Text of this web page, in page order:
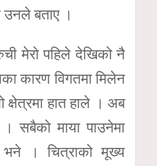
उनले बताए ।
मेरो पहिले देखिको नै
कारण विगतमा मिलेन
क्षेत्रमा हात हाले । अब
सबैको माया पाउनेमा
। चित्राको मूख्य